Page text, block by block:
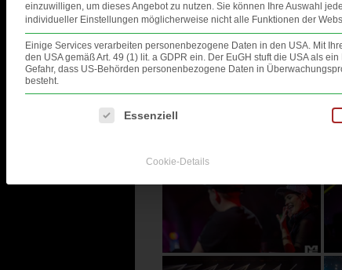
VINI VICI AND MANY
einzuwilligen, um dieses Angebot zu nutzen. Sie können Ihre Auswahl
individueller Einstellungen möglicherweise nicht alle Funktionen der
Einige Services verarbeiten personenbezogene Daten in den USA. Mit
den USA gemäß Art. 49 (1) lit. a GDPR ein. Der EuGH stuft die USA als
Gefahr, dass US-Behörden personenbezogene Daten in
besteht.
Es folgt eine Liste der Service-Gruppen, für die eine Einwilligung
Essenziell
Cookie-Details